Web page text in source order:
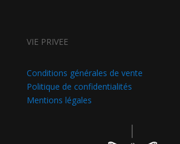
VIE PRIVEE
Conditions générales de vente
Politique de confidentialités
Mentions légales